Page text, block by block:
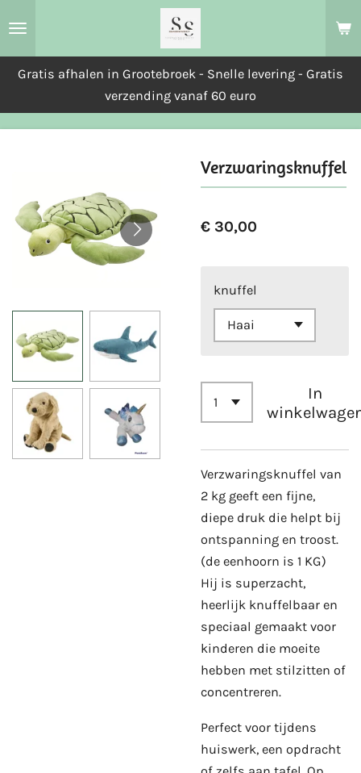
naar
de
Gratis afhalen in Grootebroek - Snelle levering - Gratis
verzending vanaf 60 euro
Verzwaringsknuffel
€ 30,00
knuffel
In
Verzwaringsknuffel van
2 kg geeft een fijne,
diepe druk die helpt bij
ontspanning en troost.
(de eenhoorn is 1 KG)
Hij is superzacht,
heerlijk knuffelbaar en
speciaal gemaakt voor
kinderen die moeite
hebben met stilzitten of
concentreren.
Perfect voor tijdens
huiswerk, een opdracht